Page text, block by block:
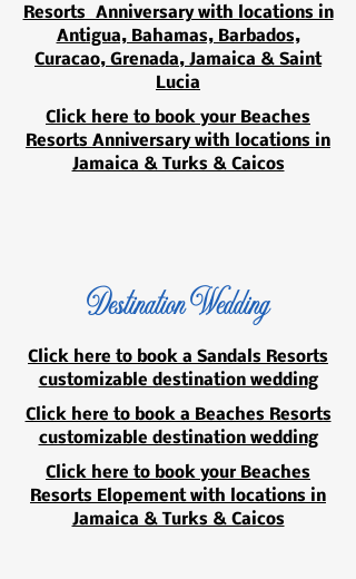
Resorts Anniversary with locations in
Antigua, Bahamas, Barbados,
Curacao, Grenada, Jamaica & Saint
Lucia
Click here to book your Beaches
Resorts Anniversary with locations in
Jamaica & Turks & Caicos
Destination Wedding
Click here to book a Sandals Resorts
customizable destination wedding
Click here to book a Beaches Resorts
customizable destination wedding
Click here to book your Beaches
Resorts Elopement with locations in
Jamaica & Turks & Caicos